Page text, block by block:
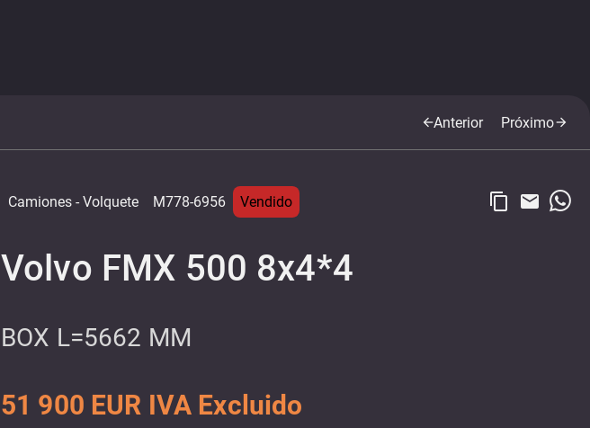
arrow_backAnterior Próximoarrow_forward
Camiones - Volquete M778-6956 Vendido content_copy email
Volvo FMX 500 8x4*4
BOX L=5662 MM
51 900 EUR IVA Excluido